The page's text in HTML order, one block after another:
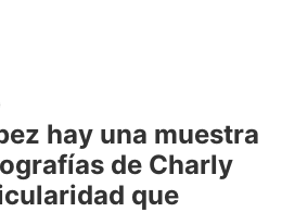
hay una muestra
de Charly
que